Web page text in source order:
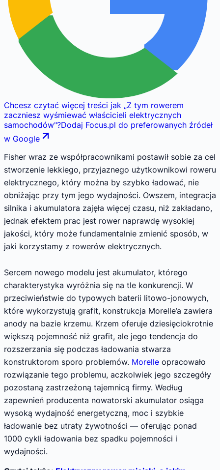
Chcesz czytać więcej treści jak „Z tym rowerem
zaczniesz wyśmiewać właścicieli elektrycznych
samochodów"?Dodaj Focus.pl do preferowanych źródeł
w Google
Fisher wraz ze współpracownikami postawił sobie za cel
stworzenie lekkiego, przyjaznego użytkownikowi roweru
elektrycznego, który można by szybko ładować, nie
obniżając przy tym jego wydajności. Owszem, integracja
silnika i akumulatora zajęła więcej czasu, niż zakładano,
jednak efektem prac jest rower naprawdę wysokiej
jakości, który może fundamentalnie zmienić sposób, w
jaki korzystamy z rowerów elektrycznych.
Sercem nowego modelu jest akumulator, którego
charakterystyka wyróżnia się na tle konkurencji. W
przeciwieństwie do typowych baterii litowo-jonowych,
które wykorzystują grafit, konstrukcja Morelle’a zawiera
anody na bazie krzemu. Krzem oferuje dziesięciokrotnie
większą pojemność niż grafit, ale jego tendencja do
rozszerzania się podczas ładowania stwarza
konstruktorom sporo problemów. Morelle opracowało
rozwiązanie tego problemu, aczkolwiek jego szczegóły
pozostaną zastrzeżoną tajemnicą firmy. Według
zapewnień producenta nowatorski akumulator osiąga
wysoką wydajność energetyczną, moc i szybkie
ładowanie bez utraty żywotności — oferując ponad
1000 cykli ładowania bez spadku pojemności i
wydajności.